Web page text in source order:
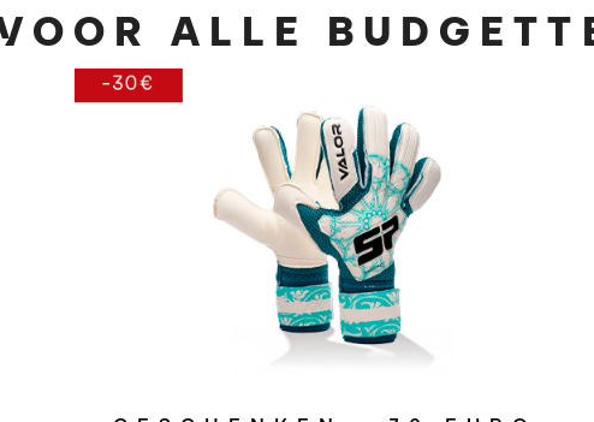
VOOR ALLE